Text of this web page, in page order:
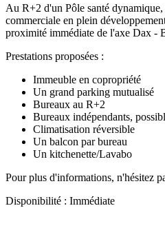
Au R+2 d'un Pôle santé
commerciale en plein
proximité immédiate de l'axe Dax -
Prestations proposées :
Immeuble en copropriété
Un grand parking mutualisé
Bureaux au R+2
Bureaux indépendants,
Climatisation réversible
Un balcon par bureau
Un kitchenette/Lavabo
Pour plus d'informations, n'hésitez
Disponibilité : Immédiate